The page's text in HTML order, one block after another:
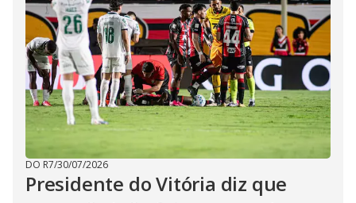
DO R7/30/07/2026
Presidente do Vitória diz que